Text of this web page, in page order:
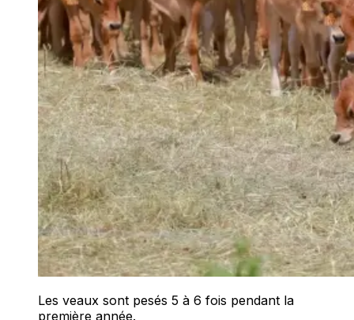
Les veaux sont pesés 5 à 6 fois pendant la
première année.